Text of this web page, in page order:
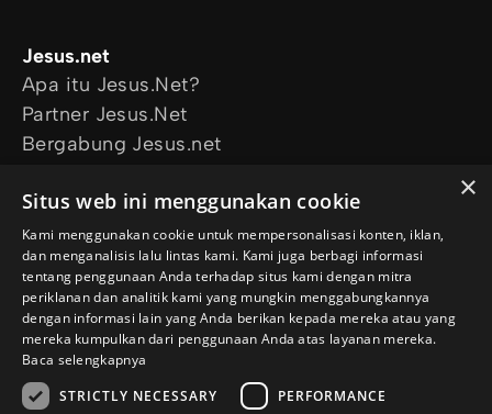
Jesus.net
Apa itu Jesus.Net?
Partner Jesus.Net
Bergabung Jesus.net
Artikel
Video
Proyek kami
Aku mau didoakan
Aku punya pertanyaan
Ikuti kami
×
Situs web ini menggunakan cookie
Kami menggunakan cookie untuk mempersonalisasi konten, iklan,
dan menganalisis lalu lintas kami. Kami juga berbagi informasi
tentang penggunaan Anda terhadap situs kami dengan mitra
periklanan dan analitik kami yang mungkin menggabungkannya
dengan informasi lain yang Anda berikan kepada mereka atau yang
mereka kumpulkan dari penggunaan Anda atas layanan mereka.
Baca selengkapnya
STRICTLY NECESSARY
PERFORMANCE